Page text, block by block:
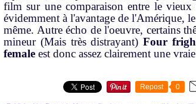
film sur une comparaison entre le
évidemment à l'avantage de l'Amérique,
même. Autre écho de l'oeuvre, certains
mineur (Mais très distrayant)Four
female est donc assez clairement une
Repost 0